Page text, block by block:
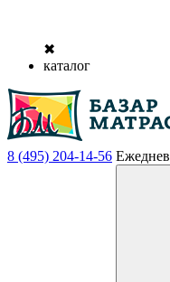
✖
каталог
8 (495) 204-14-56